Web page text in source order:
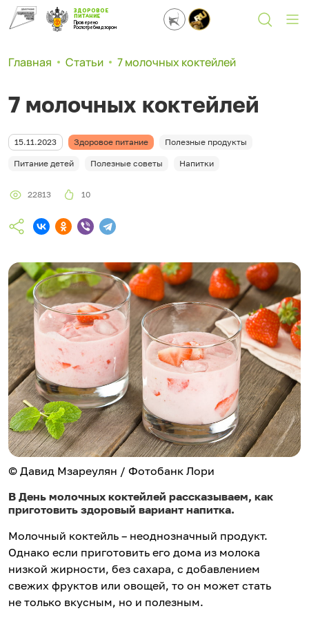
ЗДОРОВОЕ
ПИТАНИЕ
Проверено
Роспотребнадзором
Главная Статьи 7 молочных коктейлей
7 молочных коктейлей
15.11.2023 Здоровое питание Полезные продукты
Питание детей Полезные советы Напитки
22813 10
© Давид Мзареулян / Фотобанк Лори
В День молочных коктейлей рассказываем, как
приготовить здоровый вариант напитка.
Молочный коктейль – неоднозначный продукт.
Однако если приготовить его дома из молока
низкой жирности, без сахара, с добавлением
свежих фруктов или овощей, то он может стать
не только вкусным, но и полезным.